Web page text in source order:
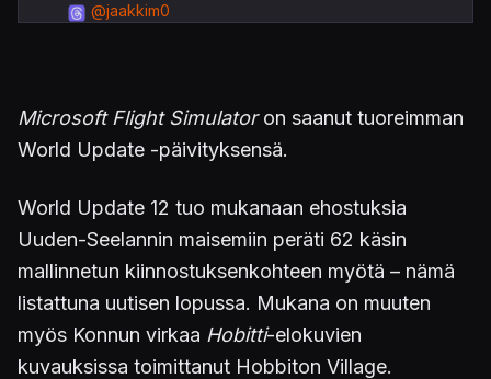
@jaakkim0
Microsoft Flight Simulatoron saanut tuoreimman
World Update -päivityksensä.
World Update 12 tuo mukanaan ehostuksia
Uuden-Seelannin maisemiin peräti 62 käsin
mallinnetun kiinnostuksenkohteen myötä – nämä
listattuna uutisen lopussa. Mukana on muuten
myös Konnun virkaa Hobitti-elokuvien
kuvauksissa toimittanut Hobbiton Village.